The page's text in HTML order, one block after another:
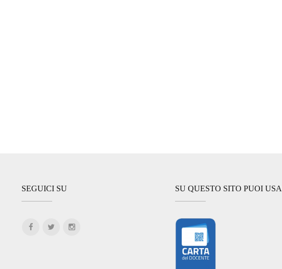
SEGUICI SU SU QUESTO SITO PUOI